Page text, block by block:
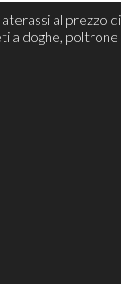
al prezzo
a doghe,